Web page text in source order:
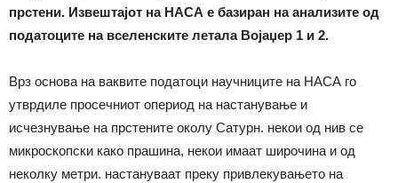
прстени. Извештајот на НАСА е базиран на анализите од
податоците на вселенските летала Војаџер 1 и 2.
Врз основа на ваквите податоци научниците на НАСА го
утврдиле просечниот опериод на настанување и
исчезнување на прстените околу Сатурн. некои од нив се
микроскопски како прашина, некои имаат широчина и од
неколку метри. настануваат преку привлекувањето на